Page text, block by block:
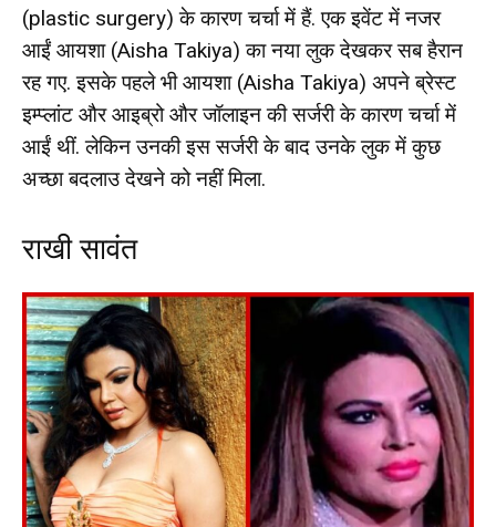
(plastic surgery) के कारण चर्चा में हैं. एक इवेंट में नजर
आईं आयशा (Aisha Takiya) का नया लुक देखकर सब हैरान
रह गए. इसके पहले भी आयशा (Aisha Takiya) अपने ब्रेस्ट
इम्प्लांट और आइब्रो और जॉलाइन की सर्जरी के कारण चर्चा में
आईं थीं. लेकिन उनकी इस सर्जरी के बाद उनके लुक में कुछ
अच्छा बदलाउ देखने को नहीं मिला.
राखी सावंत